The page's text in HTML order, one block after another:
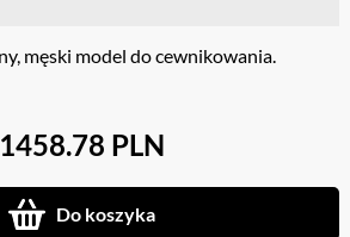
męski model do cewnikowania.
1458.78 PLN
Do koszyka